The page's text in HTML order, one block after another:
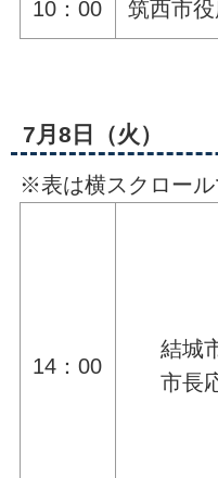
10：00
筑西市
7月8日（火）
※表は横スクロール
14：00
結城
市長